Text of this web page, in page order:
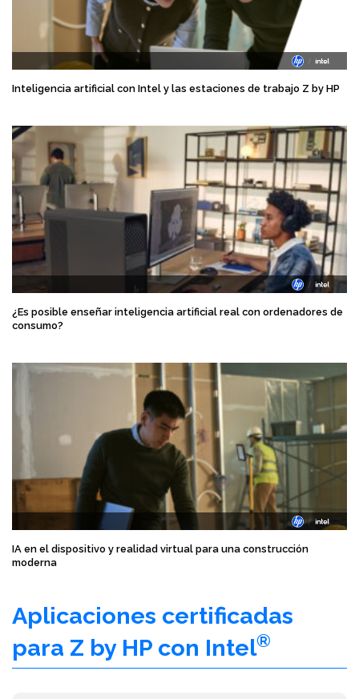
Inteligencia artificial con Intel y las estaciones de trabajo Z by HP
¿Es posible enseñar inteligencia artificial real con ordenadores de
consumo?
IA en el dispositivo y realidad virtual para una construcción
moderna
Aplicaciones certificadas
para Z by HP con Intel®